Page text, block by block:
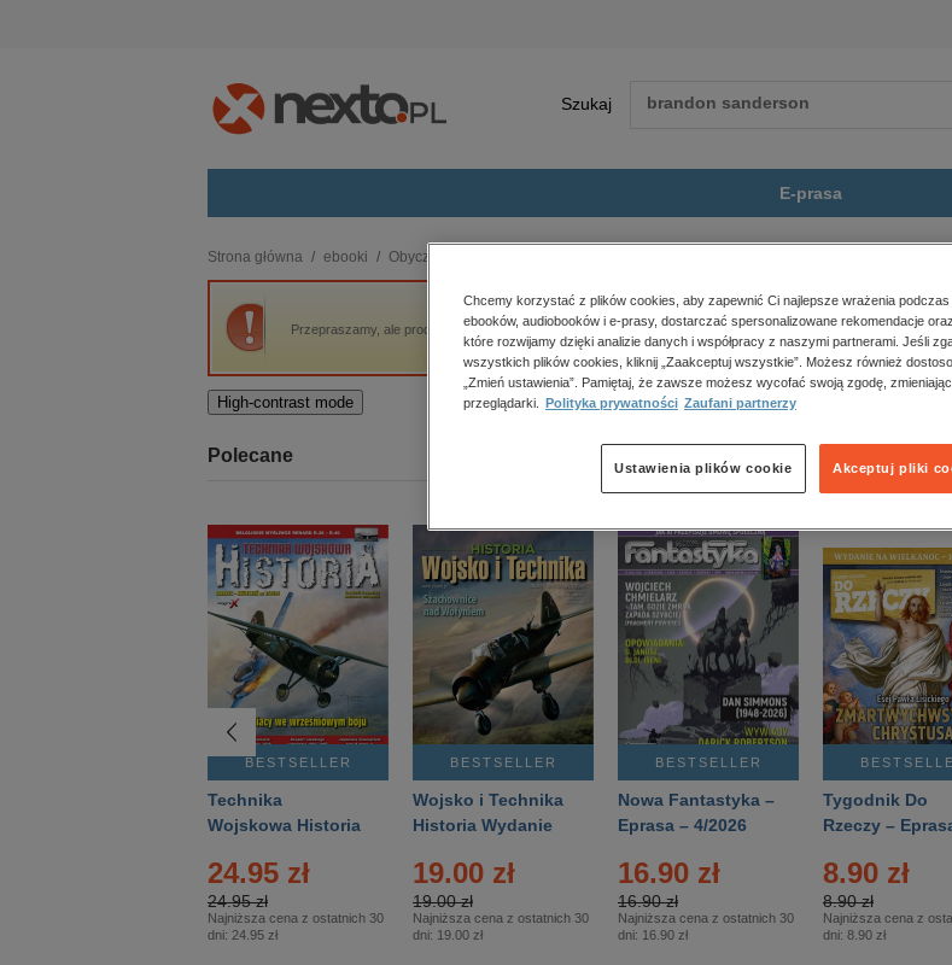
Szukaj
E-prasa
budownictwo, aranżacja wnętrz
biznesowe, branżowe, gospodarka
darmowe wydania
edukacja
kobiece, lifestyle, kultura
polityka, społeczno-informacyjne
psychologiczne
inne
popularno-naukowe
historia
zdrowie
religie
Strona główna ebooki Obyczajowe
Przepraszamy, ale produkt „Rozstajne drogi” nie jest dostępny.
High-contrast mode
Polecane
BESTSELLER
Technika
Wojskowa Historia
24.95 zł
24.95 zł
Najniższa cena z ostatnich 30
dni: 24.95 zł
BESTSELLER
Wojsko i Technika
Historia Wydanie
– 2/2026
19.00 zł
19.00 zł
Najniższa cena z ostatnich 30
dni: 19.00 zł
BESTSELLER
Nowa Fantastyka –
Eprasa – 4/2026
16.90 zł
16.90 zł
Najniższa cena z ostatnich 30
dni: 16.90 zł
Tygodnik Do
Rzeczy –
8.90 zł
8.90 zł
Najniższa cena z
dni: 8.90 zł
Chcemy korzystać z plików cookies, aby zapewnić Ci najlepsze wrażenia
ebooków, audiobooków i e-prasy, dostarczać spersonalizowane rekomendacje
które rozwijamy dzięki analizie danych i współpracy z naszymi partnerami. Jeśli
wszystkich plików cookies, kliknij „Zaakceptuj wszystkie”. Możesz również
„Zmień ustawienia”. Pamiętaj, że zawsze możesz wycofać swoją zgodę,
przeglądarki.
Polityka prywatności Zaufani partnerzy
Akceptuj pliki
Ustawienia plików cookie